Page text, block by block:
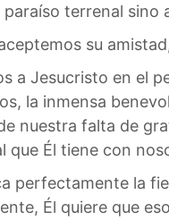
terrenal sino
su
a Jesucristo en el
la inmensa
nuestra falta de
que Él tiene con
perfectamente la
Él quiere que